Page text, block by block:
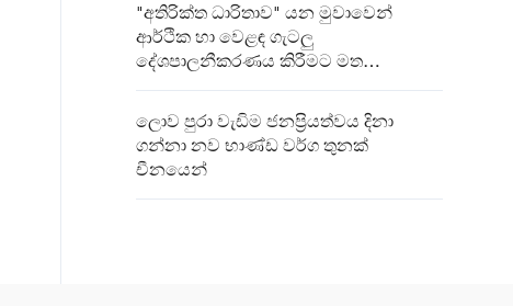
"අතිරික්ත ධාරිතාව" යන මුවාවෙන්
ආර්ථික හා වෙළඳ ගැටලු
දේශපාලනීකරණය කිරීමට මත
විමසුමකට එක්වූවන්ගේ ඉහළ විරෝධය
ලොව පුරා වැඩිම ජනප්‍රියත්වය දිනා
ගන්නා නව භාණ්ඩ වර්ග තුනක්
චීනයෙන්